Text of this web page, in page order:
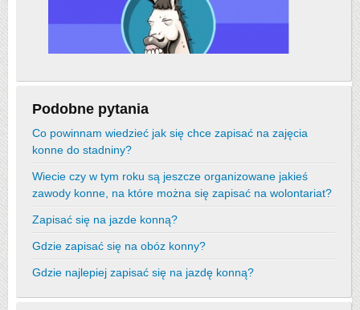
Podobne pytania
Co powinnam wiedzieć jak się chce zapisać na zajęcia
konne do stadniny?
Wiecie czy w tym roku są jeszcze organizowane jakieś
zawody konne, na które można się zapisać na wolontariat?
Zapisać się na jazde konną?
Gdzie zapisać się na obóz konny?
Gdzie najlepiej zapisać się na jazdę konną?